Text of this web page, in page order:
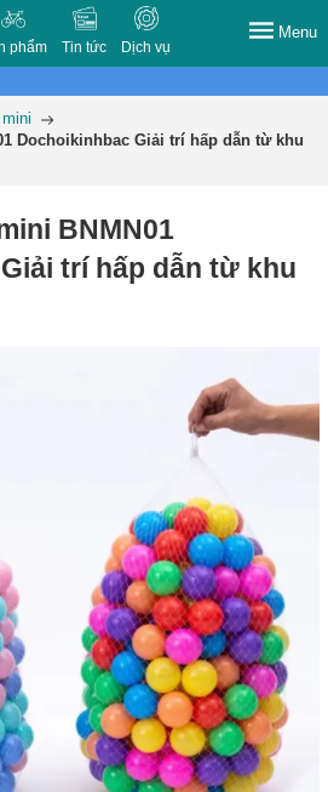
phẩm Tin tức Dịch vụ
Menu
Dochoikinhbac Giải trí hấp dẫn từ khu
BNMN01
trí hấp dẫn từ khu